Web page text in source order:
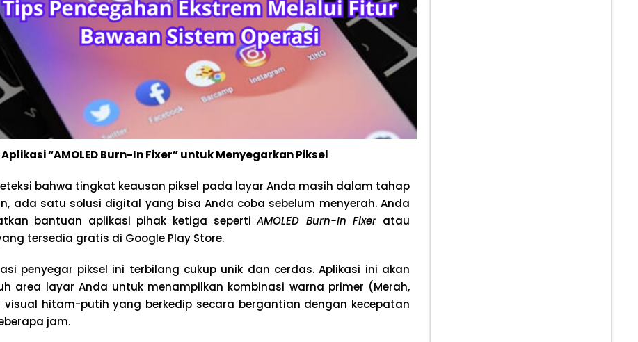
“AMOLED Burn-In Fixer” untuk Menyegarkan Piksel
bahwa tingkat keausan piksel pada layar Anda masih dalam tahap
ada satu solusi digital yang bisa Anda coba sebelum menyerah. Anda
bantuan aplikasi pihak ketiga sepertiAMOLED Burn-In Fixer atau
tersedia gratis di Google Play Store.
penyegar piksel ini terbilang cukup unik dan cerdas. Aplikasi ini akan
area layar Anda untuk menampilkan kombinasi warna primer (Merah,
visual hitam-putih yang berkedip secara bergantian dengan kecepatan
jam.